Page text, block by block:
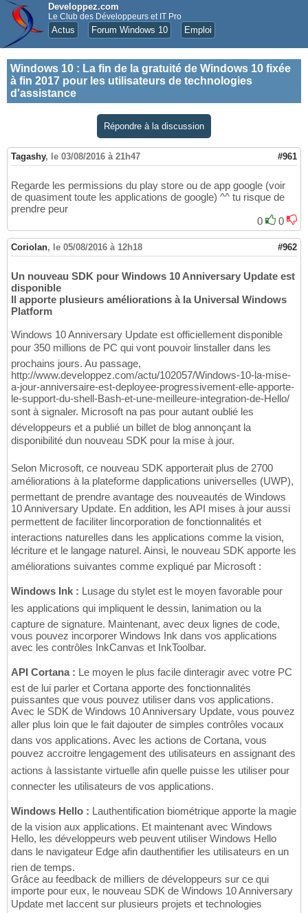
Developpez.com
Le Club des Développeurs et IT Pro
Actus Forum Windows 10 Emploi
Windows 10 : La fin de la gratuité de Windows 10 fixée
à fin 2017 pour les utilisateurs de technologies
d'assistance
Répondre à la discussion
Tagashy, le 03/08/2016 à 21h47 #961
Regarde les permissions du play store ou de app google (voir
de quasiment toute les applications de google) ^^ tu risque de
prendre peur
0
0
Coriolan, le 05/08/2016 à 12h18 #962
Un nouveau SDK pour Windows 10 Anniversary Update est
disponible
Il apporte plusieurs améliorations à la Universal Windows
Platform
Windows 10 Anniversary Update est officiellement disponible
pour 350 millions de PC qui vont pouvoir linstaller dans les
prochains jours. Au passage,
http://www.developpez.com/actu/102057/Windows-10-la-mise-
a-jour-anniversaire-est-deployee-progressivement-elle-apporte-
le-support-du-shell-Bash-et-une-meilleure-integration-de-Hello/
sont à signaler. Microsoft na pas pour autant oublié les
développeurs et a publié un billet de blog annonçant la
disponibilité dun nouveau SDK pour la mise à jour.
Selon Microsoft, ce nouveau SDK apporterait plus de 2700
améliorations à la plateforme dapplications universelles (UWP),
permettant de prendre avantage des nouveautés de Windows
10 Anniversary Update. En addition, les API mises à jour aussi
permettent de faciliter lincorporation de fonctionnalités et
interactions naturelles dans les applications comme la vision,
lécriture et le langage naturel. Ainsi, le nouveau SDK apporte les
améliorations suivantes comme expliqué par Microsoft :
Windows Ink : Lusage du stylet est le moyen favorable pour
les applications qui impliquent le dessin, lanimation ou la
capture de signature. Maintenant, avec deux lignes de code,
vous pouvez incorporer Windows Ink dans vos applications
avec les contrôles InkCanvas et InkToolbar.
API Cortana : Le moyen le plus facile dinteragir avec votre PC
est de lui parler et Cortana apporte des fonctionnalités
puissantes que vous pouvez utiliser dans vos applications.
Avec le SDK de Windows 10 Anniversary Update, vous pouvez
aller plus loin que le fait dajouter de simples contrôles vocaux
dans vos applications. Avec les actions de Cortana, vous
pouvez accroitre lengagement des utilisateurs en assignant des
actions à lassistante virtuelle afin quelle puisse les utiliser pour
connecter les utilisateurs de vos applications.
Windows Hello : Lauthentification biométrique apporte la magie
de la vision aux applications. Et maintenant avec Windows
Hello, les développeurs web peuvent utiliser Windows Hello
dans le navigateur Edge afin dauthentifier les utilisateurs en un
rien de temps.
Grâce au feedback de milliers de développeurs sur ce qui
importe pour eux, le nouveau SDK de Windows 10 Anniversary
Update met laccent sur plusieurs projets et technologies